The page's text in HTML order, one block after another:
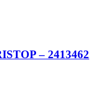
– 2413462